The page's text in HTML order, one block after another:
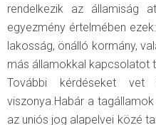
rendelkezik az államiság
egyezmény értelmében
lakosság, önálló kormány,
más államokkal kapcsolatot
További kérdéseket
viszonya.Habár a
az uniós jog alapelvei közé